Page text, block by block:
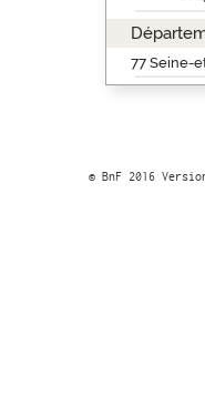
77 Seine-
© BnF 2016